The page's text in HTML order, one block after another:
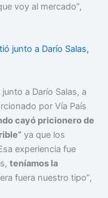
voy al mercado”,
a Darío Salas, a
por Vía País
cayó pricionero de
ya que los
experiencia fue
teníamos la
fuera nuestro tipo”,